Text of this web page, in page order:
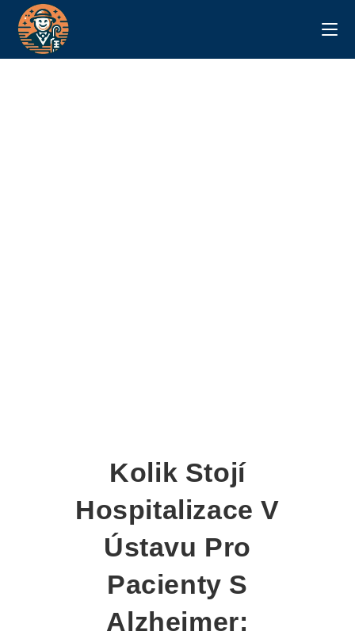
Kolik Stojí
Hospitalizace V
Ústavu Pro
Pacienty S
Alzheimer: